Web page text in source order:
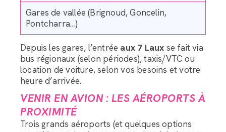
Gares de vallée (Brignoud, Goncelin,
Pontcharra…)
Depuis les gares, l’entrée aux 7 Laux se fait via
bus régionaux (selon périodes), taxis/VTC ou
location de voiture, selon vos besoins et votre
heure d’arrivée.
VENIR EN AVION : LES AÉROPORTS À
PROXIMITÉ
Trois grands aéroports (et quelques options